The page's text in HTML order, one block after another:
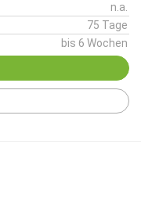
n.a.
75 Tage
bis 6 Wochen